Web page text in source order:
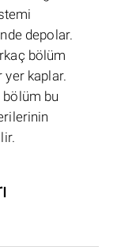
depolar.
bölüm
yer kaplar.
bölüm bu